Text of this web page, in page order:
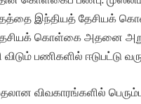
இந்தியத் தேசியக்
கொள்கை அதனை
பணிகளில் ஈடுபட்டு
விவகாரங்களில்